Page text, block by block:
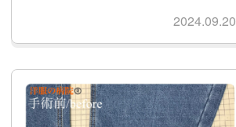
2024.09.20